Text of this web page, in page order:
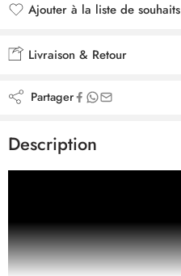
Ajouter à la liste de souhaits
Livraison & Retour
Partager
Description